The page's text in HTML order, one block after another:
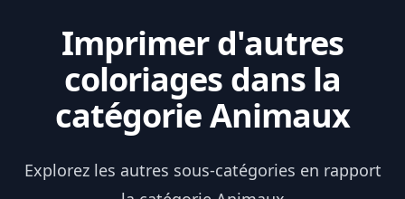
Imprimer d'autres
coloriages dans la
catégorie Animaux
Explorez les autres sous-catégories en rapport